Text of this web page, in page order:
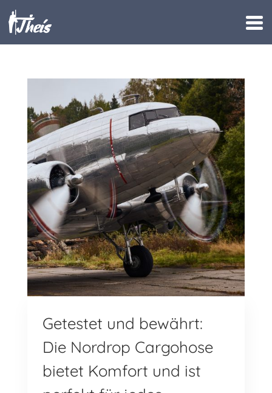
Getestet und bewährt:
Die Nordrop Cargohose
bietet Komfort und ist